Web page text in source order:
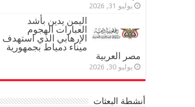
يوليو 31, 2026
اليمن يدين بأشد
العبارات الهجوم
الإرهابي الذي استهدف
ميناء دمياط بجمهورية
مصر العربية
يوليو 30, 2026
أنشطة البعثات